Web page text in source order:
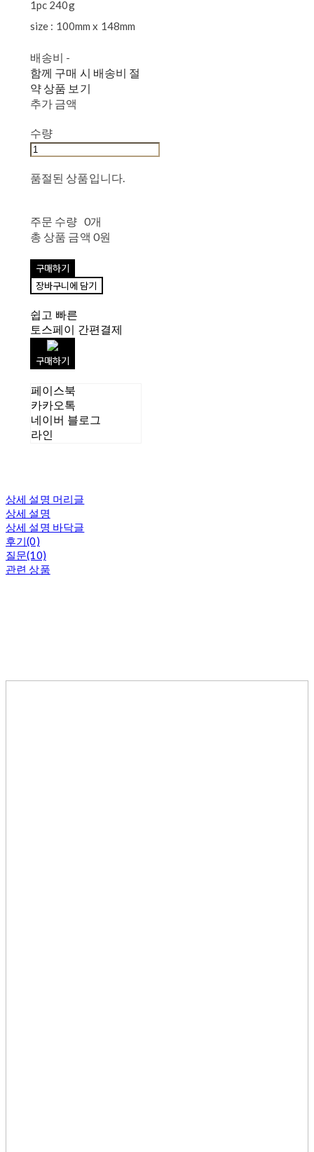
1pc 240g
size : 100mm x 148mm
배송비 -
함께 구매 시 배송비 절
약 상품 보기
추가 금액
수량
품절된 상품입니다.
주문 수량 0개
총 상품 금액 0원
구매하기
장바구니에 담기
쉽고 빠른
토스페이 간편결제
구매하기
페이스북
카카오톡
네이버 블로그
라인
상세 설명 머리글
상세 설명
상세 설명 바닥글
후기(0)
질문(10)
관련 상품